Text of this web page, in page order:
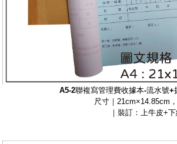
A5-2聯複寫管理費收據本-流水號+
尺寸｜21cm×14.85cm，
｜裝訂：上牛皮+